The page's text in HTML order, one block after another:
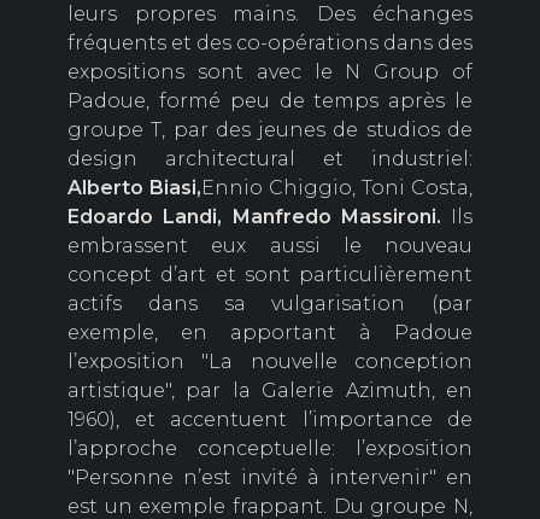
leurs propres mains. Des échanges
fréquents et des co-opérations dans des
expositions sont avec le N Group of
Padoue, formé peu de temps après le
groupe T, par des jeunes de studios de
design architectural et industriel:
Alberto Biasi,Ennio Chiggio, Toni Costa,
Edoardo Landi, Manfredo Massironi. Ils
embrassent eux aussi le nouveau
concept d’art et sont particulièrement
actifs dans sa vulgarisation (par
exemple, en apportant à Padoue
l’exposition "La nouvelle conception
artistique", par la Galerie Azimuth, en
1960), et accentuent l’importance de
l’approche conceptuelle: l’exposition
"Personne n’est invité à intervenir" en
est un exemple frappant. Du groupe N,